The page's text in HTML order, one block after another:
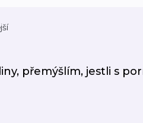
přemýšlím, jestli s